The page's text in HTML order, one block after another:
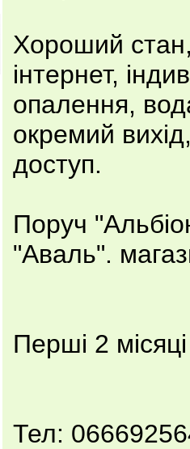
Хороший
інтернет,
опалення,
окремий
доступ.
Поруч
"Аваль".
Перші 2
Тел: